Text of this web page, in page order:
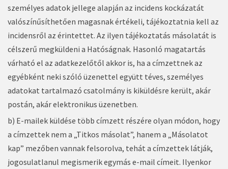
személyes adatok jellege alapján az incidens kockázatát
valószínűsíthetően magasnak értékeli, tájékoztatnia kell az
incidensről az érintettet. Az ilyen tájékoztatás másolatát is
célszerű megküldeni a Hatóságnak. Hasonló magatartás
várható el az adatkezelőtől akkor is, ha a címzettnek az
egyébként neki szóló üzenettel együtt téves, személyes
adatokat tartalmazó csatolmány is kiküldésre került, akár
postán, akár elektronikus üzenetben.
b) E-mailek küldése több címzett részére olyan módon, hogy
a címzettek nem a „Titkos másolat”, hanem a „Másolatot
kap” mezőben vannak felsorolva, tehát a címzettek látják,
jogosulatlanul megismerik egymás e-mail címeit. Ilyenkor